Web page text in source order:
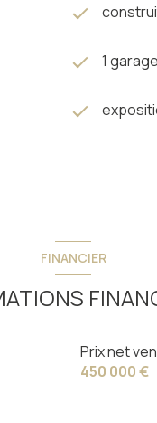
1
FINANCIER
Prix net
450 000 €